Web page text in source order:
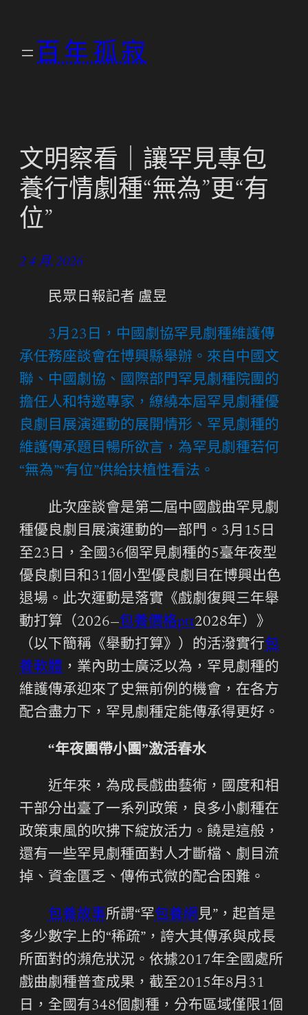
百年孤寂
文明察看｜讓罕見專包
養行情劇種“無為”更“有
位”
2 4 月, 2026
民眾日報記者 盧昱
3月23日，中國劇協罕見劇種維護傳
承任務座談會在博興縣舉辦。來自中國文
聯、中國劇協、國際部門罕見劇種院團的
擔任人和特邀專家，繚繞本屆罕見劇種優
良劇目展演運動的展開情形、罕見劇種的
維護傳承題目暢所欲言，為罕見劇種若何
“無為”“有位”供給扶植性看法。
此次座談會是第二屆中國戲曲罕見劇
種優良劇目展演運動的一部門。3月15日
至23日，全國36個罕見劇種的5臺年夜型
優良劇目和31個小型優良劇目在博興出色
退場。此次運動是落實《戲劇復興三年舉
動打算（2026—包養價格ptt2028年）》
（以下簡稱《舉動打算》）的活潑實行包
養軟體 ，業內助士廣泛以為，罕見劇種的
維護傳承迎來了史無前例的機會，在各方
配合盡力下，罕見劇種定能傳承得更好。
“年夜團帶小團”激活春水
近年來，為成長戲曲藝術，國度和相
干部分出臺了一系列政策，良多小劇種在
政策東風的吹拂下綻放活力。饒是這般，
還有一些罕見劇種面對人才斷檔、劇目流
掉、資金匱乏、傳佈式微的配合困難。
包養故事所謂“罕包養網見”，起首是
多少數字上的“稀疏”，誇大其傳承與成長
所面對的瀕危狀況。依據2017年全國處所
戲曲劇種普查成果，截至2015年8月31
日，全國有348個劇種，分布區域僅限1個